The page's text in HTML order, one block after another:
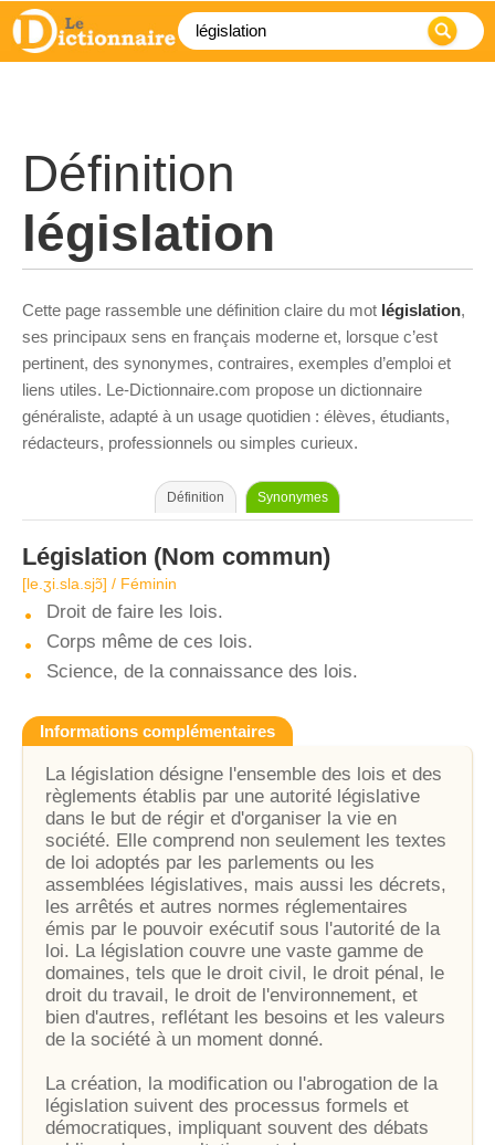
Définition
législation
Cette page rassemble une définition claire du mot législation,
ses principaux sens en français moderne et, lorsque c’est
pertinent, des synonymes, contraires, exemples d’emploi et
liens utiles. Le-Dictionnaire.com propose un dictionnaire
généraliste, adapté à un usage quotidien : élèves, étudiants,
rédacteurs, professionnels ou simples curieux.
Définition Synonymes
Législation (Nom commun)
[le.ʒi.sla.sjɔ̃] / Féminin
Droit de faire les lois.
Corps même de ces lois.
Science, de la connaissance des lois.
Informations complémentaires
La législation désigne l'ensemble des lois et des
règlements établis par une autorité législative
dans le but de régir et d'organiser la vie en
société. Elle comprend non seulement les textes
de loi adoptés par les parlements ou les
assemblées législatives, mais aussi les décrets,
les arrêtés et autres normes réglementaires
émis par le pouvoir exécutif sous l'autorité de la
loi. La législation couvre une vaste gamme de
domaines, tels que le droit civil, le droit pénal, le
droit du travail, le droit de l'environnement, et
bien d'autres, reflétant les besoins et les valeurs
de la société à un moment donné.
La création, la modification ou l'abrogation de la
législation suivent des processus formels et
démocratiques, impliquant souvent des débats